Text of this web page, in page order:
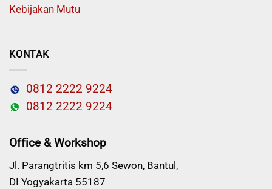
Kebijakan Mutu
KONTAK
0812 2222 9224
0812 2222 9224
Office & Workshop
Jl. Parangtritis km 5,6 Sewon, Bantul,
DI Yogyakarta 55187